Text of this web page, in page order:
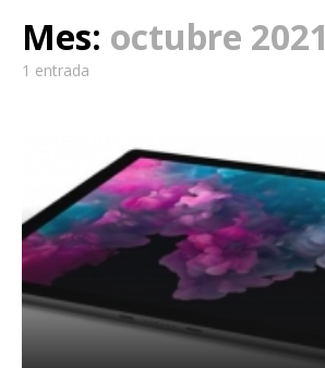
Mes: octubre 2021
1 entrada